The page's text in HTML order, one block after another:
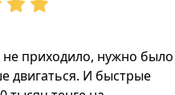
не приходило, нужно было
двигаться. И быстрые